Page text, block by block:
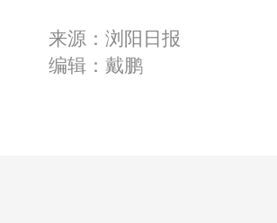
来源：浏阳日报
编辑：戴鹏